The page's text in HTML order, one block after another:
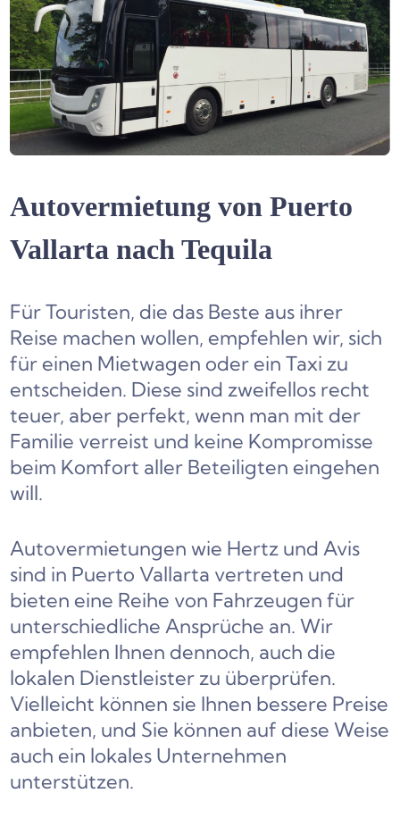
Autovermietung von Puerto
Vallarta nach Tequila
Für Touristen, die das Beste aus ihrer
Reise machen wollen, empfehlen wir, sich
für einen Mietwagen oder ein Taxi zu
entscheiden. Diese sind zweifellos recht
teuer, aber perfekt, wenn man mit der
Familie verreist und keine Kompromisse
beim Komfort aller Beteiligten eingehen
will.
Autovermietungen wie Hertz und Avis
sind in Puerto Vallarta vertreten und
bieten eine Reihe von Fahrzeugen für
unterschiedliche Ansprüche an. Wir
empfehlen Ihnen dennoch, auch die
lokalen Dienstleister zu überprüfen.
Vielleicht können sie Ihnen bessere Preise
anbieten, und Sie können auf diese Weise
auch ein lokales Unternehmen
unterstützen.